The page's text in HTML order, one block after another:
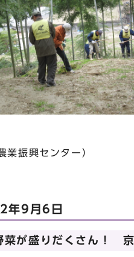
業振興センター）
年9月6日
菜が盛りだくさん！ 京